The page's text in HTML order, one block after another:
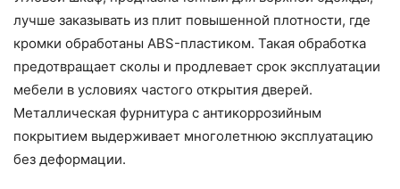
лучше заказывать из плит повышенной плотности, где
кромки обработаны ABS-пластиком. Такая обработка
предотвращает сколы и продлевает срок эксплуатации
мебели в условиях частого открытия дверей.
Металлическая фурнитура с антикоррозийным
покрытием выдерживает многолетнюю эксплуатацию
без деформации.